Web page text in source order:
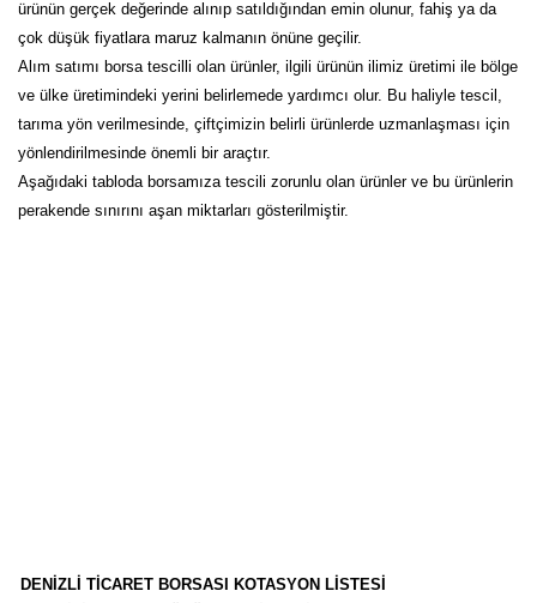
ürünün gerçek değerinde alınıp satıldığından emin olunur, fahiş ya da
çok düşük fiyatlara maruz kalmanın önüne geçilir.
Alım satımı borsa tescilli olan ürünler, ilgili ürünün ilimiz üretimi ile bölge
ve ülke üretimindeki yerini belirlemede yardımcı olur. Bu haliyle tescil,
tarıma yön verilmesinde, çiftçimizin belirli ürünlerde uzmanlaşması için
yönlendirilmesinde önemli bir araçtır.
Aşağıdaki tabloda borsamıza tescili zorunlu olan ürünler ve bu ürünlerin
perakende sınırını aşan miktarları gösterilmiştir.
DENİZLİ TİCARET BORSASI KOTASYON LİSTESİ